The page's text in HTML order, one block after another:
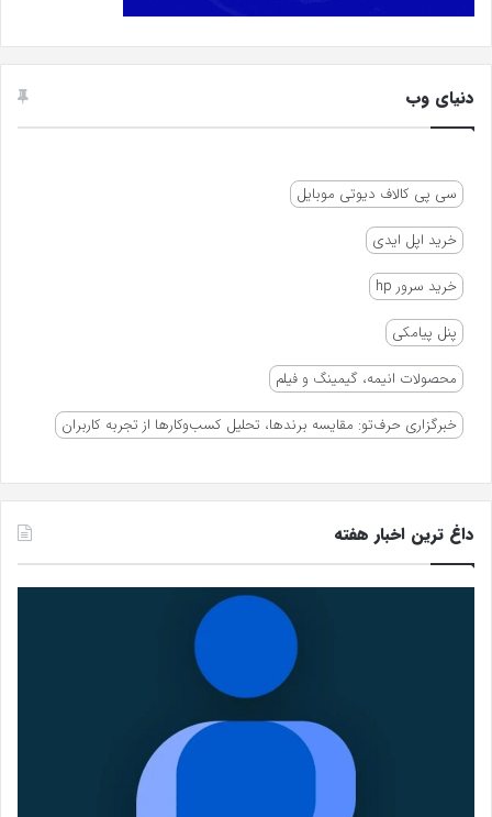
دنیای وب
سی پی کالاف دیوتی موبایل
خرید اپل ایدی
خرید سرور hp
پنل پیامکی
محصولات انیمه، گیمینگ و فیلم
خبرگزاری حرف‌تو: مقایسه برندها، تحلیل کسب‌وکارها از تجربه کاربران
داغ ترین اخبار هفته